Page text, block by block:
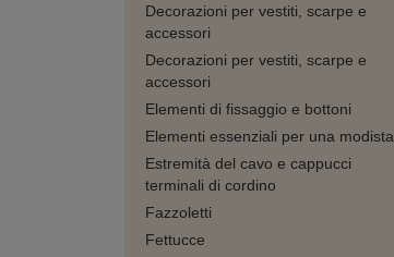
Decorazioni per vestiti, scarpe e
accessori
Decorazioni per vestiti, scarpe e
accessori
Elementi di fissaggio e bottoni
Elementi essenziali per una modista
Estremità del cavo e cappucci
terminali di cordino
Fazzoletti
Fettucce